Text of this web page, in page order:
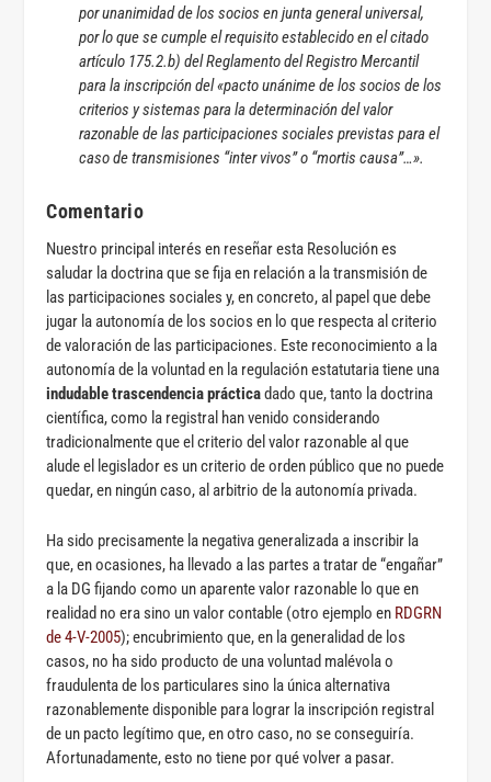
por unanimidad de los socios en junta general universal,
por lo que se cumple el requisito establecido en el citado
artículo 175.2.b) del Reglamento del Registro Mercantil
para la inscripción del «pacto unánime de los socios de los
criterios y sistemas para la determinación del valor
razonable de las participaciones sociales previstas para el
caso de transmisiones “inter vivos” o “mortis causa”…».
Comentario
Nuestro principal interés en reseñar esta Resolución es
saludar la doctrina que se fija en relación a la transmisión de
las participaciones sociales y, en concreto, al papel que debe
jugar la autonomía de los socios en lo que respecta al criterio
de valoración de las participaciones. Este reconocimiento a la
autonomía de la voluntad en la regulación estatutaria tiene una
indudable trascendencia prácticadado que, tanto la doctrina
científica, como la registral han venido considerando
tradicionalmente que el criterio del valor razonable al que
alude el legislador es un criterio de orden público que no puede
quedar, en ningún caso, al arbitrio de la autonomía privada.
Ha sido precisamente la negativa generalizada a inscribir la
que, en ocasiones, ha llevado a las partes a tratar de “engañar”
a la DG fijando como un aparente valor razonable lo que en
realidad no era sino un valor contable (otro ejemplo en RDGRN
de 4-V-2005); encubrimiento que, en la generalidad de los
casos, no ha sido producto de una voluntad malévola o
fraudulenta de los particulares sino la única alternativa
razonablemente disponible para lograr la inscripción registral
de un pacto legítimo que, en otro caso, no se conseguiría.
Afortunadamente, esto no tiene por qué volver a pasar.